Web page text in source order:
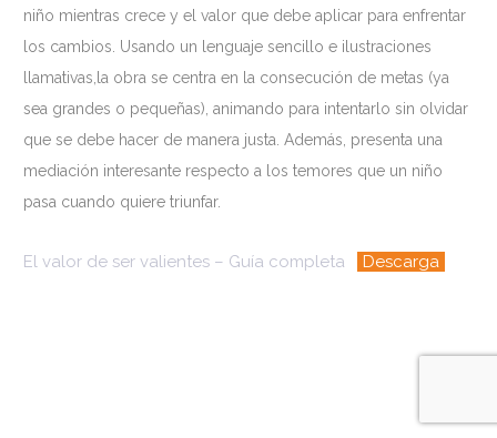
niño mientras crece y el valor que debe aplicar para enfrentar
los cambios. Usando un lenguaje sencillo e ilustraciones
llamativas,la obra se centra en la consecución de metas (ya
sea grandes o pequeñas), animando para intentarlo sin olvidar
que se debe hacer de manera justa. Además, presenta una
mediación interesante respecto a los temores que un niño
pasa cuando quiere triunfar.
El valor de ser valientes – Guía completa Descarga